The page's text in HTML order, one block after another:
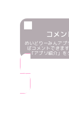
コメン
めいどりーみんアプ
ばコメントできま
「アプリ紹介」を